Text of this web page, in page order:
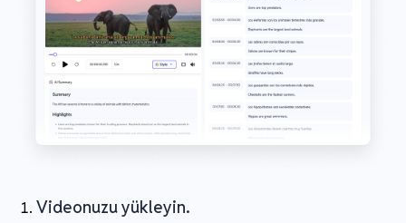
Videonuzu yükleyin.